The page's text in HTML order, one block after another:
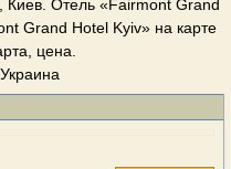
Отель «Fairmont Grand
Grand Hotel Kyiv» на карте
цена.